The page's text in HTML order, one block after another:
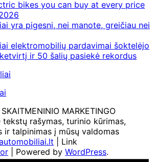
bikes you can buy at every price
yra pigesni, nei manote, greičiau nei
elektromobilių pardavimai šoktelėjo
ir 50 šalių pasiekė rekordus
MARKETINGO
tekstų rašymas, turinio kūrimas,
ir talpinimas į mūsų valdomas
| Link
| Powered by WordPress.